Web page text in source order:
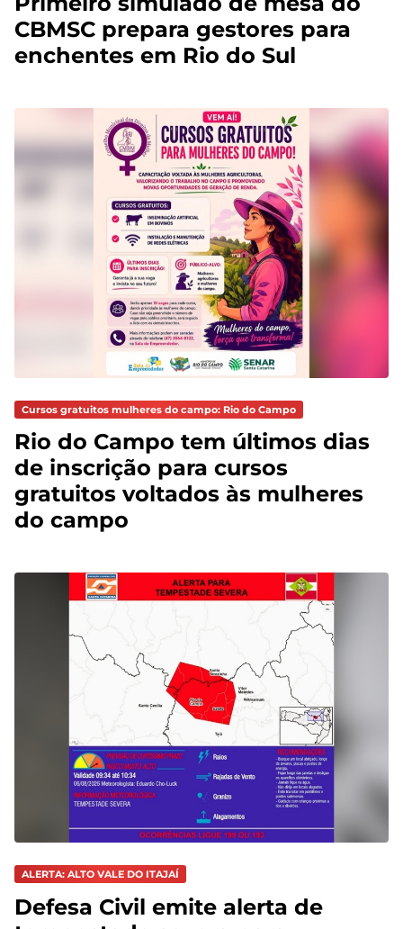
CBMSC prepara gestores para
enchentes em Rio do Sul
Cursos gratuitos mulheres do campo: Rio do Campo
Rio do Campo tem últimos dias
de inscrição para cursos
gratuitos voltados às mulheres
do campo
ALERTA: ALTO VALE DO ITAJAÍ
Defesa Civil emite alerta de